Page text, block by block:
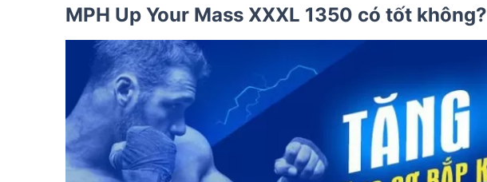
MPH Up Your Mass XXXL 1350 có tốt không?